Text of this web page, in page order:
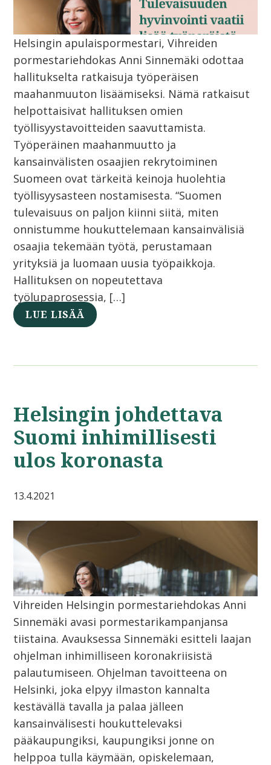
Helsingin apulaispormestari, Vihreiden
pormestariehdokas Anni Sinnemäki odottaa
hallitukselta ratkaisuja työperäisen
maahanmuuton lisäämiseksi. Nämä ratkaisut
helpottaisivat hallituksen omien
työllisyystavoitteiden saavuttamista.
Työperäinen maahanmuutto ja
kansainvälisten osaajien rekrytoiminen
Suomeen ovat tärkeitä keinoja huolehtia
työllisyysasteen nostamisesta. “Suomen
tulevaisuus on paljon kiinni siitä, miten
onnistumme houkuttelemaan kansainvälisiä
osaajia tekemään työtä, perustamaan
yrityksiä ja luomaan uusia työpaikkoja.
Hallituksen on nopeutettava
työlupaprosessia, […]
LUE LISÄÄ
Helsingin johdettava
Suomi inhimillisesti
ulos koronasta
13.4.2021
Vihreiden Helsingin pormestariehdokas Anni
Sinnemäki avasi pormestarikampanjansa
tiistaina. Avauksessa Sinnemäki esitteli laajan
ohjelman inhimilliseen koronakriisistä
palautumiseen. Ohjelman tavoitteena on
Helsinki, joka elpyy ilmaston kannalta
kestävällä tavalla ja palaa jälleen
kansainvälisesti houkuttelevaksi
pääkaupungiksi, kaupungiksi jonne on
helppoa tulla käymään, opiskelemaan,